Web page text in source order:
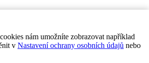
nám umožníte zobrazovat například
v Nastavení ochrany osobních údajů nebo